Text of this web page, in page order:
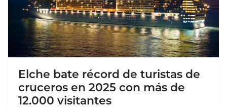
Elche bate récord de turistas de
cruceros en 2025 con más de
12.000 visitantes